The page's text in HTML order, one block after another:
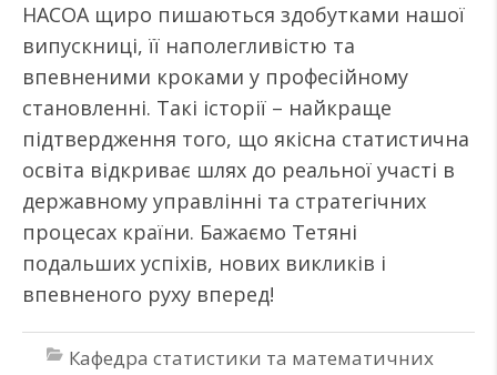
НАСОА щиро пишаються здобутками нашої
випускниці, її наполегливістю та
впевненими кроками у професійному
становленні. Такі історії – найкраще
підтвердження того, що якісна статистична
освіта відкриває шлях до реальної участі в
державному управлінні та стратегічних
процесах країни. Бажаємо Тетяні
подальших успіхів, нових викликів і
впевненого руху вперед!
Кафедра статистики та математичних